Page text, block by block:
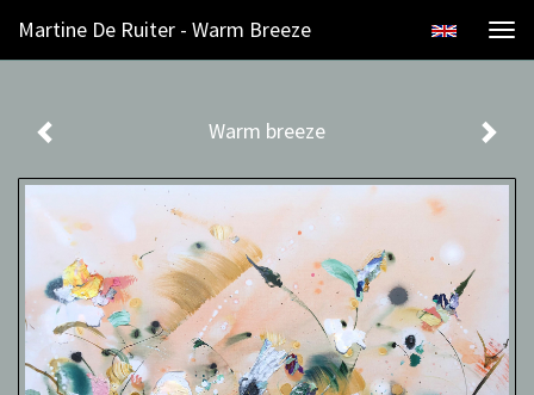
Martine De Ruiter - Warm Breeze
Warm breeze